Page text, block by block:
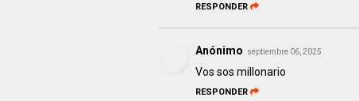
RESPONDER
Anónimo septiembre 06, 2025
Vos sos millonario
RESPONDER